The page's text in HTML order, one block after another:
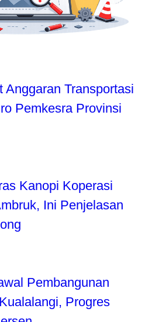
Transportasi
Pemkesra Provinsi
Kanopi Koperasi
Ini Penjelasan
Pembangunan
Progres